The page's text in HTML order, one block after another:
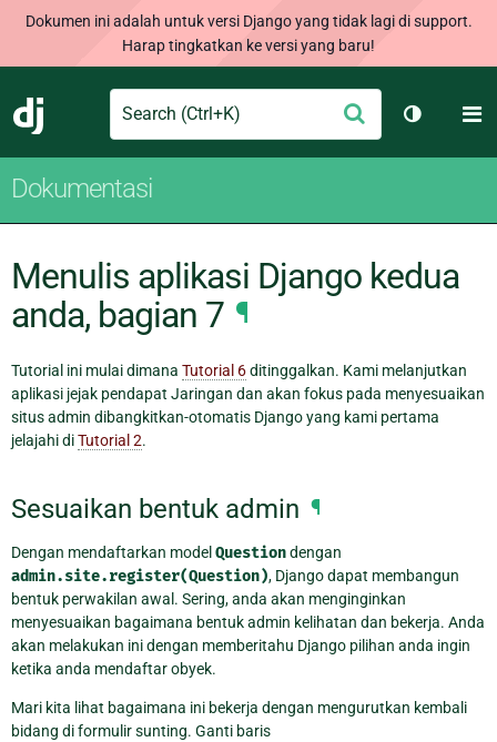
Dokumen ini adalah untuk versi Django yang tidak lagi di support.
Harap tingkatkan ke versi yang baru!
Django
Search Ajukan
Ganti
Dokumentasi
Menulis aplikasi Django kedua
anda, bagian 7 ¶
Tutorial ini mulai dimana Tutorial 6ditinggalkan. Kami melanjutkan
aplikasi jejak pendapat Jaringan dan akan fokus pada menyesuaikan
situs admin dibangkitkan-otomatis Django yang kami pertama
jelajahi diTutorial 2.
Sesuaikan bentuk admin ¶
Dengan mendaftarkan model Questiondengan
admin.site.register(Question), Django dapat membangun
bentuk perwakilan awal. Sering, anda akan menginginkan
menyesuaikan bagaimana bentuk admin kelihatan dan bekerja. Anda
akan melakukan ini dengan memberitahu Django pilihan anda ingin
ketika anda mendaftar obyek.
Mari kita lihat bagaimana ini bekerja dengan mengurutkan kembali
bidang di formulir sunting. Ganti baris